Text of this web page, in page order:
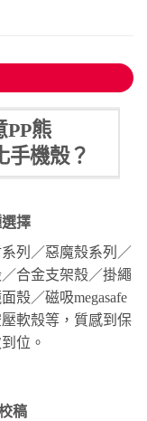
PP熊
手機殼？
擇
列／惡魔殼系列／
／合金支架殼／掛繩
殼／磁吸megasafe
軟殼等，質感到保
位。
稿